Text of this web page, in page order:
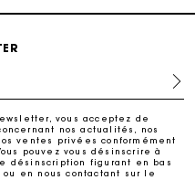
2 à 3 jours ouvrés.
vous acceptez de
nos actualités, nos
ventes privées conformément
pouvez vous désinscrire à
désinscription figurant en bas
en nous contactant sur le